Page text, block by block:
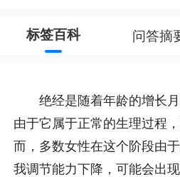
标签百科 问答摘
绝经是随着年龄的增长月
由于它属于正常的生理过程
而，多数女性在这个阶段由
我调节能力下降，可能会出